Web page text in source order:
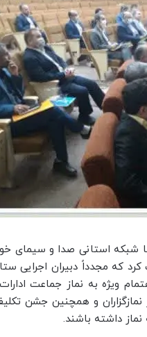
استانی صدا و سیمای
که مجدداً دبیران اجرایی
ویژه به نماز جماعت
و همچنین جشن
داشته باشند.